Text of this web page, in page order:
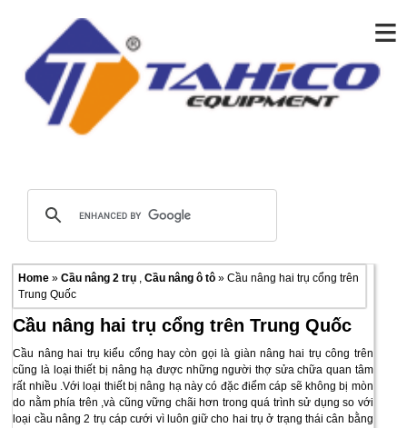
≡
Home»Cầu nâng 2 trụ ,Cầu nâng ô tô» Cầu nâng hai trụ cổng trên
Trung Quốc
Cầu nâng hai trụ cổng trên Trung Quốc
Cầu nâng hai trụ kiểu cổng hay còn gọi là giàn nâng hai trụ công trên
cũng là loại thiết bị nâng hạ được những người thợ sửa chữa quan tâm
rất nhiều .Với loại thiết bị nâng hạ này có đặc điểm cáp sẽ không bị mòn
do nằm phía trên ,và cũng vững chãi hơn trong quá trình sử dụng so với
loại cầu nâng 2 trụ cáp cưới vì luôn giữ cho hai trụ ở trạng thái cân bằng